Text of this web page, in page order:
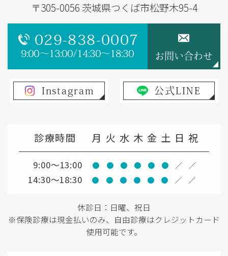
〒305-0056 茨城県つくば市松野木95-4
029-838-0007
9:00～13:00/14:30～18:30 お問い合わせ
Instagram 公式LINE
診療時間 月 火 水 木 金 土 日 祝
9:00～13:00 ● ● ● ● ● ● ／ ／
14:30～18:30 ● ● ● ● ● ● ／ ／
休診日：日曜、祝日
※保険診療は現金払いのみ、自由診療はクレジットカード
使用可能です。